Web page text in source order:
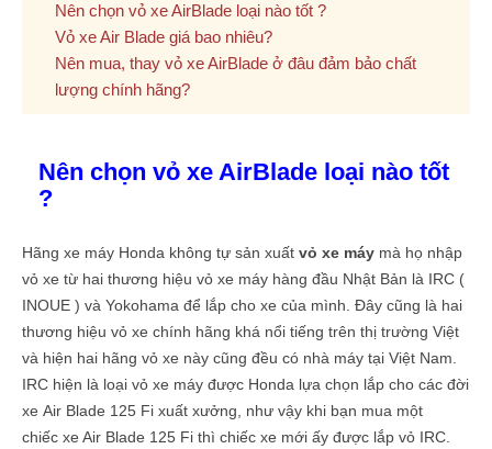
Nên chọn vỏ xe AirBlade loại nào tốt ?
Vỏ xe Air Blade giá bao nhiêu?
Nên mua, thay vỏ xe AirBlade ở đâu đảm bảo chất
lượng chính hãng?
Nên chọn vỏ xe AirBlade loại nào tốt
?
Hãng xe máy Honda không tự sản xuất vỏ xe máy mà họ nhập
vỏ xe từ hai thương hiệu vỏ xe máy hàng đầu Nhật Bản là IRC (
INOUE ) và Yokohama để lắp cho xe của mình. Đây cũng là hai
thương hiệu vỏ xe chính hãng khá nổi tiếng trên thị trường Việt
và hiện hai hãng vỏ xe này cũng đều có nhà máy tại Việt Nam.
IRC hiện là loại vỏ xe máy được Honda lựa chọn lắp cho các đời
xe Air Blade 125 Fi xuất xưởng, như vậy khi bạn mua một
chiếc xe Air Blade 125 Fi thì chiếc xe mới ấy được lắp vỏ IRC.